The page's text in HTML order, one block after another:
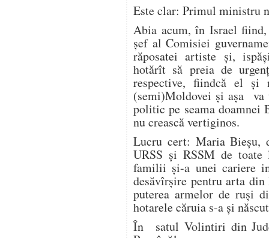
Este clar: Primul ministru
Abia acum, în Israel
șef al Comisiei
răposatei artiste și,
hotărît să preia de
respective, fiindcă el
(semi)Moldovei și așa
politic pe seama doamnei
nu crească vertiginos.
Lucru cert: Maria Bieșu,
URSS și RSSM de
familii și-a unei cariere
desăvîrșire pentru arta din
puterea armelor de ruși
hotarele căruia s-a și
În satul Volintiri din